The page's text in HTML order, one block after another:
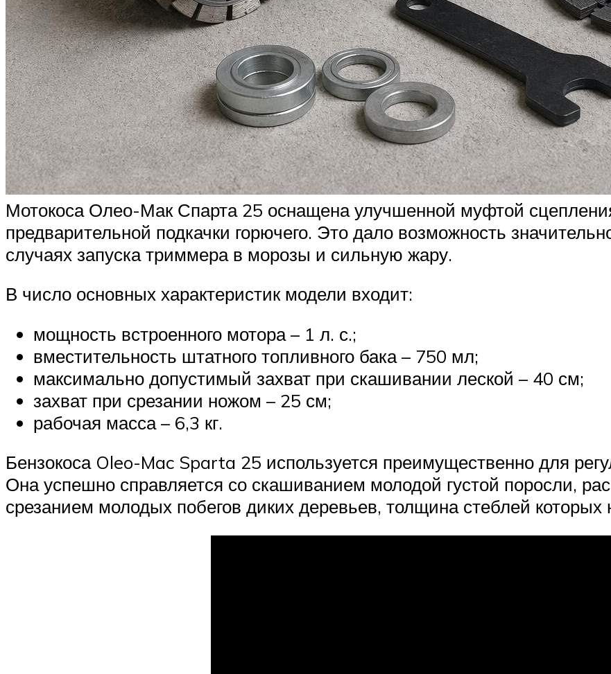
Мотокоса Олео-Мак Спарта 25 оснащена улучшенной муфтой
предварительной подкачки горючего. Это дало возможность
случаях запуска триммера в морозы и сильную жару.
В число основных характеристик модели входит:
мощность встроенного мотора – 1 л. с.;
вместительность штатного топливного бака – 750 мл;
максимально допустимый захват при скашивании леской – 40 см;
захват при срезании ножом – 25 см;
рабочая масса – 6,3 кг.
Бензокоса Oleo-Mac Sparta 25 используется преимущественно для
Она успешно справляется со скашиванием молодой густой поросли,
срезанием молодых побегов диких деревьев, толщина стеблей